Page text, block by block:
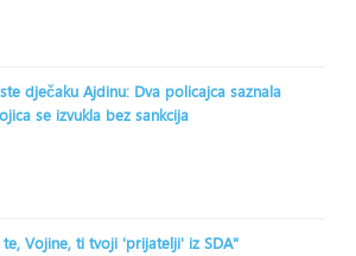
dječaku Ajdinu: Dva policajca saznala
se izvukla bez sankcija
te, Vojine, ti tvoji 'prijatelji' iz SDA"